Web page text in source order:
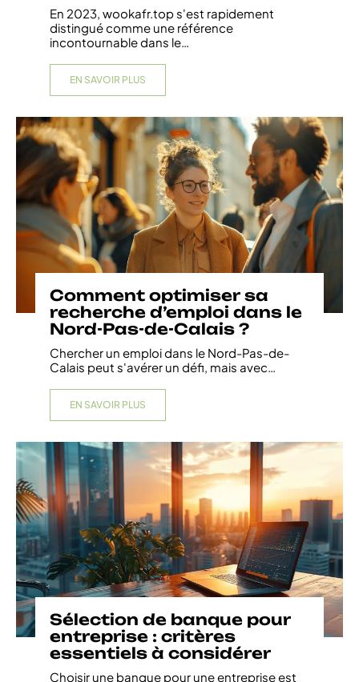
En 2023, wookafr.top s'est rapidement
distingué comme une référence
incontournable dans le
EN SAVOIR PLUS
Comment optimiser sa
recherche d’emploi dans le
Nord-Pas-de-Calais ?
Chercher un emploi dans le Nord-Pas-de-
Calais peut s'avérer un défi, mais avec
EN SAVOIR PLUS
Sélection de banque pour
entreprise : critères
essentiels à considérer
Choisir une banque pour une entreprise est